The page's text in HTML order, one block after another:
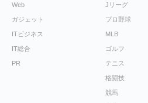
Web
ガジェット
ITビジネス
IT総合
PR
Jリーグ
プロ野球
MLB
ゴルフ
テニス
格闘技
競馬